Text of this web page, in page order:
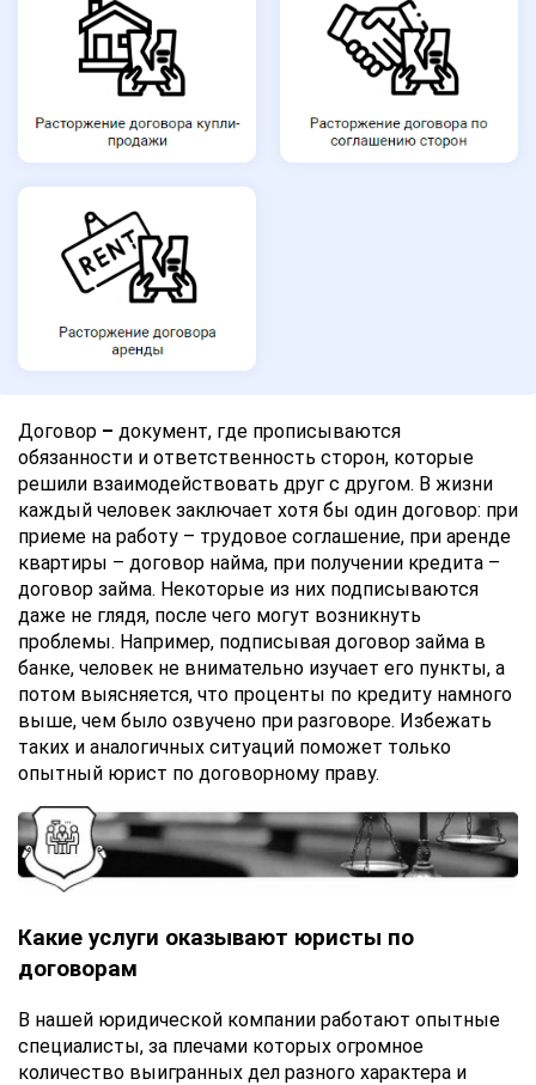
Договор – документ, где прописываются
обязанности и ответственность сторон, которые
решили взаимодействовать друг с другом. В жизни
каждый человек заключает хотя бы один договор: при
приеме на работу – трудовое соглашение, при аренде
квартиры – договор найма, при получении кредита –
договор займа. Некоторые из них подписываются
даже не глядя, после чего могут возникнуть
проблемы. Например, подписывая договор займа в
банке, человек не внимательно изучает его пункты, а
потом выясняется, что проценты по кредиту намного
выше, чем было озвучено при разговоре. Избежать
таких и аналогичных ситуаций поможет только
опытный юрист по договорному праву.
Какие услуги оказывают юристы по
договорам
В нашей юридической компании работают опытные
специалисты, за плечами которых огромное
количество выигранных дел разного характера и